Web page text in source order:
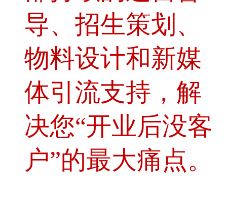
导、招生策划、
物料设计和新媒
体引流支持，解
决您“开业后没客
户”的最大痛点。